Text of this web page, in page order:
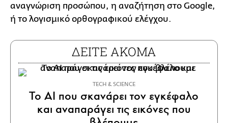
αναγνώριση προσώπου, η αναζήτηση στο Google,
ή το λογισμικό ορθογραφικού ελέγχου.
ΔΕΙΤΕ ΑΚΟΜΑ
ΤECH & SCIENCE
To ΑΙ που σκανάρει τον εγκέφαλο
και αναπαράγει τις εικόνες που